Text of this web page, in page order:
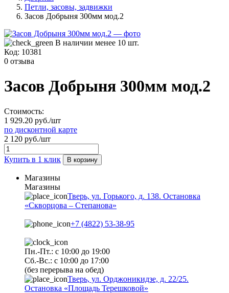
Петли, засовы, задвижки
Засов Добрыня 300мм мод.2
В наличии менее 10 шт.
Код: 10381
0 отзыва
Засов Добрыня 300мм мод.2
Стоимость:
1 929.20 руб./шт
по дисконтной карте
2 120 руб./шт
Купить в 1 клик В корзину
Магазины
Магазины
Тверь, ул. Горького, д. 138. Остановка
«Скворцова – Степанова»
+7 (4822) 53-38-95
Пн.-Пт.: с 10:00 до 19:00
Сб.-Вс.: с 10:00 до 17:00
(без перерыва на обед)
Тверь, ул. Орджоникидзе, д. 22/25.
Остановка «Площадь Терешковой»